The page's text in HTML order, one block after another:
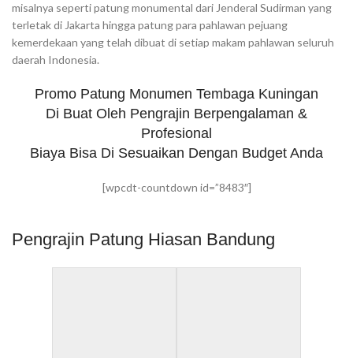
misalnya seperti patung monumental dari Jenderal Sudirman yang
terletak di Jakarta hingga patung para pahlawan pejuang
kemerdekaan yang telah dibuat di setiap makam pahlawan seluruh
daerah Indonesia.
Promo Patung Monumen Tembaga Kuningan
Di Buat Oleh Pengrajin Berpengalaman &
Profesional
Biaya Bisa Di Sesuaikan Dengan Budget Anda
[wpcdt-countdown id=”8483″]
Pengrajin Patung Hiasan Bandung